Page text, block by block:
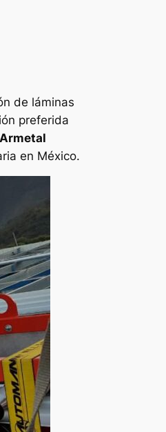
de láminas
preferida
Armetal
en México.